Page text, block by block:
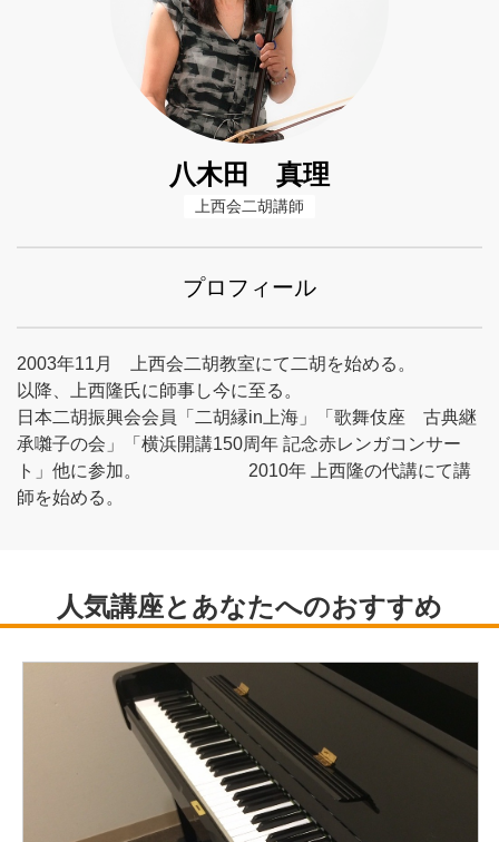
八木田 真理
上西会二胡講師
プロフィール
2003年11月 上西会二胡教室にて二胡を始める。
以降、上西隆氏に師事し今に至る。
日本二胡振興会会員「二胡縁in上海」「歌舞伎座 古典継
承囃子の会」「横浜開講150周年 記念赤レンガコンサー
ト」他に参加。 2010年 上西隆の代講にて講
師を始める。